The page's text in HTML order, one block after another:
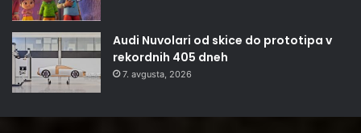
Audi Nuvolari od skice do prototipa v
rekordnih 405 dneh
7. avgusta, 2026